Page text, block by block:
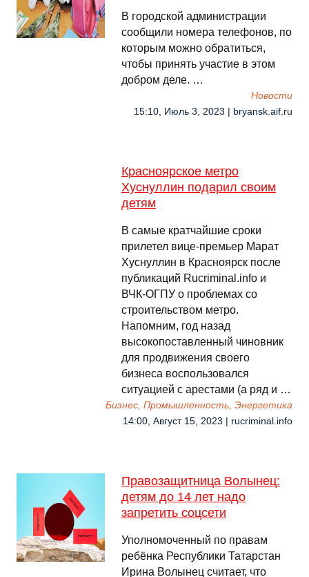
В городской администрации
сообщили номера телефонов, по
которым можно обратиться,
чтобы принять участие в этом
добром деле. …
Новости
15:10, Июль 3, 2023 | bryansk.aif.ru
Красноярское метро
Хуснуллин подарил своим
детям
В самые кратчайшие сроки
прилетел вице-премьер Марат
Хуснуллин в Красноярск после
публикаций Rucriminal.info и
ВЧК-ОГПУ о проблемах со
строительством метро.
Напомним, год назад
высокопоставленный чиновник
для продвижения своего
бизнеса воспользовался
ситуацией с арестами (а ряд и …
Бизнес, Промышленность, Энергетика
14:00, Август 15, 2023 | rucriminal.info
Правозащитница Волынец:
детям до 14 лет надо
запретить соцсети
Уполномоченный по правам
ребёнка Республики Татарстан
Ирина Волынец считает, что